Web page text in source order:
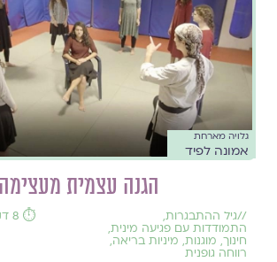
גלויה מארחת
אמונה לפיד
הגנה עצמית מעצימה
//גיל ההתבגרות,
התמודדות עם פגיעה מינית,
חינוך, מוגנות, מיניות בריאה,
רווחה גופנית
⏱️ 8 דקות קריאה